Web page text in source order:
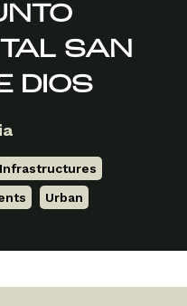
SAN
DIOS
Infrastructures
Urban